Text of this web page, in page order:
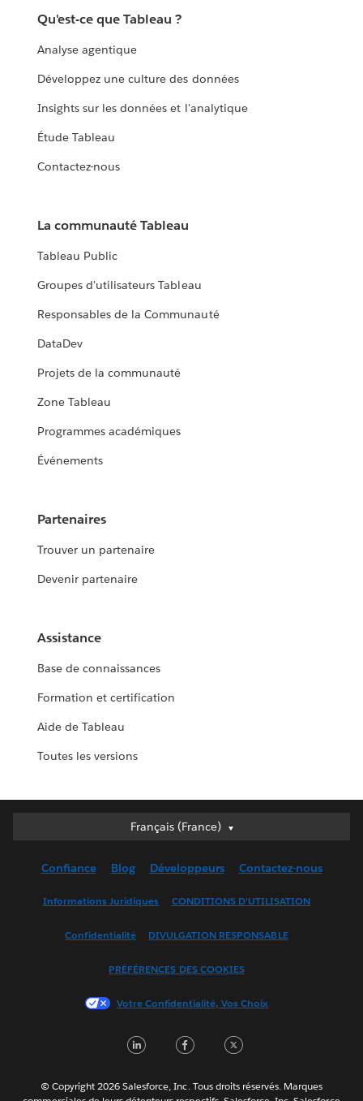
Qu'est-ce que Tableau ?
Analyse agentique
Développez une culture des données
Insights sur les données et l'analytique
Étude Tableau
Contactez-nous
La communauté Tableau
Tableau Public
Groupes d'utilisateurs Tableau
Responsables de la Communauté
DataDev
Projets de la communauté
Zone Tableau
Programmes académiques
Événements
Partenaires
Trouver un partenaire
Devenir partenaire
Assistance
Base de connaissances
Formation et certification
Aide de Tableau
Toutes les versions
Français (France)
Deutsch
English (US)
Français (France)
한국어
Português
ไทย
Confiance Blog Développeurs Contactez-nous
Informations Juridiques CONDITIONS D'UTILISATION
Confidentialité DIVULGATION RESPONSABLE
PRÉFÉRENCES DES COOKIES
Votre Confidentialité, Vos Choix
LinkedInFacebook
© Copyright 2026 Salesforce, Inc. Tous droits réservés. Marques